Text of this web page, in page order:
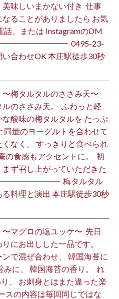
味しいまかない付き ⁡ 仕事
ることがありましたら お気
話、または InstagramのDM
️0495-23-
合わせOK 本庄駅徒歩30秒
〜梅タルタルのささみ天〜
のささみ天。 ⁡ ふわっと軽
酸味の梅タルタルを たっぷ
同量のヨーグルトを合わせて
なく、 すっきりと食べられ
の食感もアクセントに。 ⁡ 初
ず召し上がっていただきた
梅タルタル
料理と演出 本庄駅徒歩30秒
〜マグロの塩ユッケ〜 ⁡ 先日
にお出しした一品です。
で混ぜ合わせ、 韓国海苔に
に、 韓国海苔の香り。 ⁡ れ
、 お刺身とはまた違った楽
スの内容は毎回同じではな